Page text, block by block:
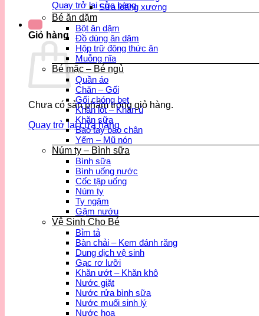
Quay trở lại cửa hàng
Giỏ hàng
Chưa có sản phẩm trong giỏ hàng.
Quay trở lại cửa hàng
Sữa loãng xương
Bé ăn dặm
Bột ăn dặm
Đồ dùng ăn dặm
Hộp trữ đông thức ăn
Muỗng nĩa
Bé mặc – Bé ngủ
Quần áo
Chăn – Gối
Gối chóng bẹt
Khăn lót – Khăn ủ
Khăn sữa
Bao tay bao chân
Yếm – Mũ nón
Núm ty – Bình sữa
Bình sữa
Bình uống nước
Cốc tập uống
Núm ty
Ty ngậm
Gặm nướu
Vệ Sinh Cho Bé
Bỉm tả
Bàn chải – Kem đánh răng
Dung dịch vệ sinh
Gạc rơ lưỡi
Khăn ướt – Khăn khô
Nước giặt
Nước rửa bình sữa
Nước muối sinh lý
Nước hoa